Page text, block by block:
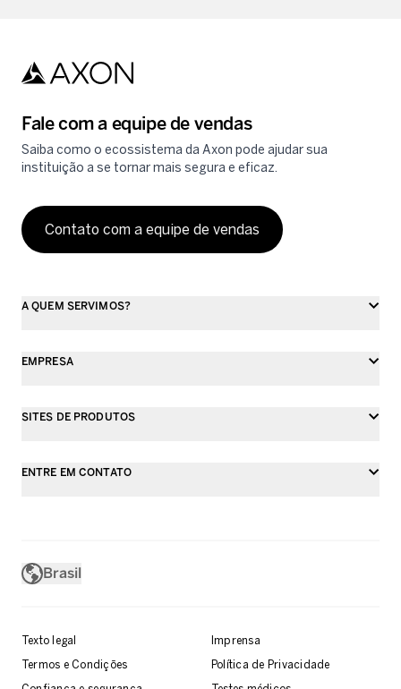
Fale com a equipe de vendas
Saiba como o ecossistema da Axon pode ajudar sua
instituição a se tornar mais segura e eficaz.
Contato com a equipe de vendas
A QUEM SERVIMOS?
EMPRESA
SITES DE PRODUTOS
ENTRE EM CONTATO
Brasil
Texto legal
Imprensa
Termos e Condições
Política de Privacidade